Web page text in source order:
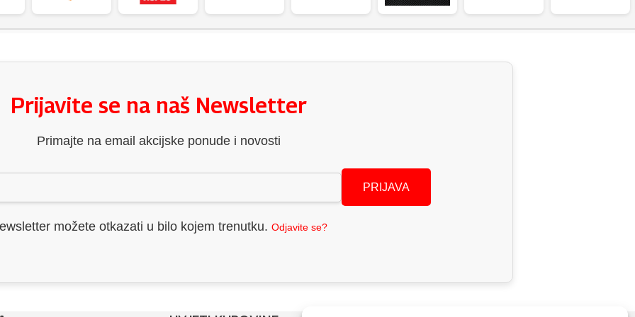
Prijavite se na naš Newsletter
Primajte na email akcijske ponude i novosti
PRIJAVA
možete otkazati u bilo kojem trenutku. Odjavite se?